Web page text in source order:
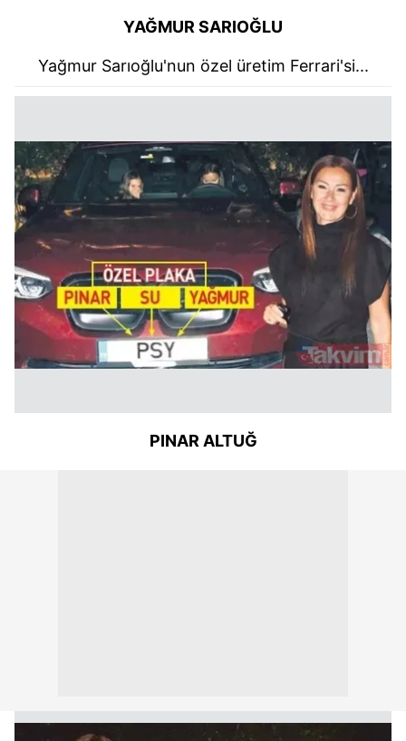
YAĞMUR SARIOĞLU
Yağmur Sarıoğlu'nun özel üretim Ferrari'si...
PINAR ALTUĞ